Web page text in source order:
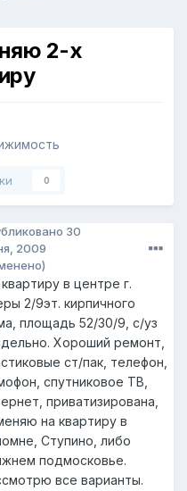
2-х
0
30
2009
в центре г.
2/9эт. кирпичного
площадь 52/30/9, с/уз
Хороший ремонт,
ст/пак, телефон,
спутниковое ТВ,
приватизирована,
на квартиру в
Ступино, либо
подмосковье.
все варианты.